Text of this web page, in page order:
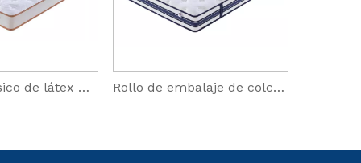
Colchón clásico de látex de tamaño completo y sensación firme Rollo de embalaje de colchón de habitación con soporte de borde medio